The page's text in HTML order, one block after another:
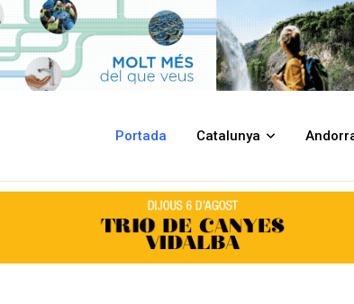
Portada Catalunya
com a centre de referència a Catalunya